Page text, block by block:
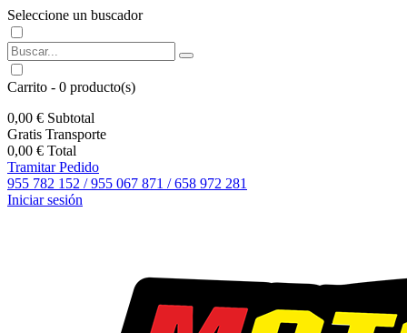
Seleccione un buscador
Carrito - 0 producto(s)
0,00 € Subtotal
Gratis Transporte
0,00 € Total
Tramitar Pedido
955 782 152 / 955 067 871 / 658 972 281
Iniciar sesión